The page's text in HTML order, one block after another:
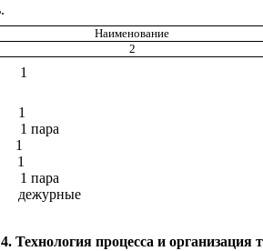
Наименование
2
1
1
1 пара
1
1
1 пара
дежурные
4. Технология процесса и организация